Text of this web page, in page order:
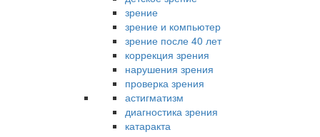
зрение
зрение и компьютер
зрение после 40 лет
коррекция зрения
нарушения зрения
проверка зрения
астигматизм
диагностика зрения
катаракта